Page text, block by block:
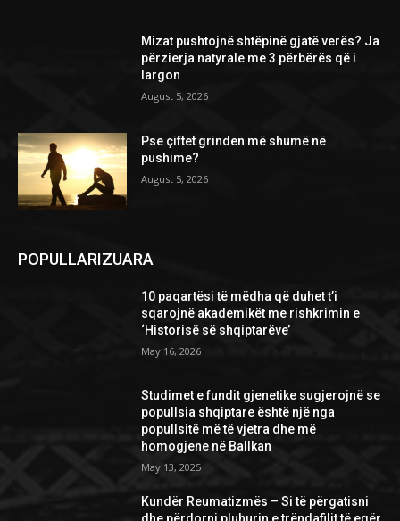
Mizat pushtojnë shtëpinë gjatë verës? Ja
përzierja natyrale me 3 përbërës që i
largon
August 5, 2026
Pse çiftet grinden më shumë në
pushime?
August 5, 2026
POPULLARIZUARA
10 paqartësi të mëdha që duhet t’i
sqarojnë akademikët me rishkrimin e
‘Historisë së shqiptarëve’
May 16, 2026
Studimet e fundit gjenetike sugjerojnë se
popullsia shqiptare është një nga
popullsitë më të vjetra dhe më
homogjene në Ballkan
May 13, 2025
Kundër Reumatizmës – Si të përgatisni